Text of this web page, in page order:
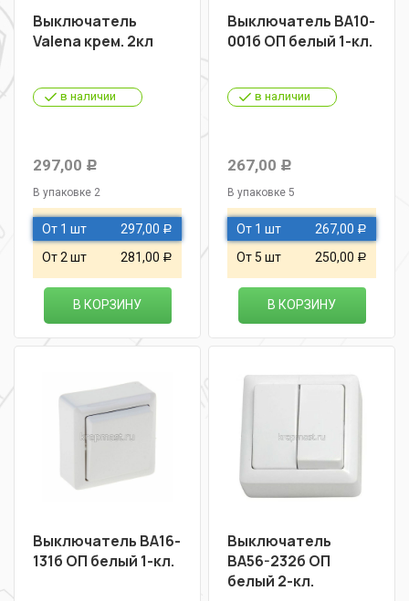
Выключатель
Valena крем. 2кл
в наличии
297,00 Р
В упаковке 2
От 1 шт 297,00 Р
От 2 шт 281,00 Р
В КОРЗИНУ
Выключатель ВА10-
001б ОП белый 1-кл.
в наличии
267,00 Р
В упаковке 5
От 1 шт 267,00 Р
От 5 шт 250,00 Р
В КОРЗИНУ
Выключатель ВА16-
131б ОП белый 1-кл.
Выключатель
ВА56-232б ОП
белый 2-кл.